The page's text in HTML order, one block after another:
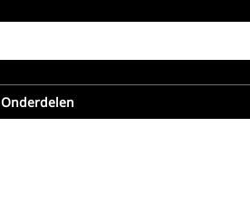
Onderdelen